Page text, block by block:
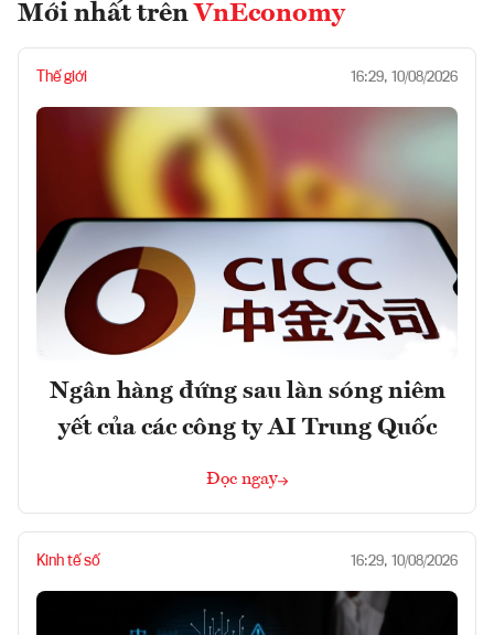
Mới nhất trên VnEconomy
Thế giới 16:29, 10/08/2026
Ngân hàng đứng sau làn sóng niêm
yết của các công ty AI Trung Quốc
Đọc ngay
Kinh tế số 16:29, 10/08/2026